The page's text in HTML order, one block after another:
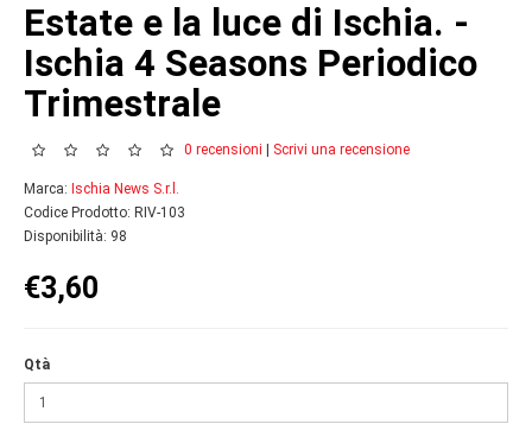
Estate e la luce di Ischia. -
Ischia 4 Seasons Periodico
Trimestrale
0 recensioni Scrivi una recensione
Marca: Ischia News S.r.l.
Codice Prodotto: RIV-103
Disponibilità: 98
€3,60
Qtà